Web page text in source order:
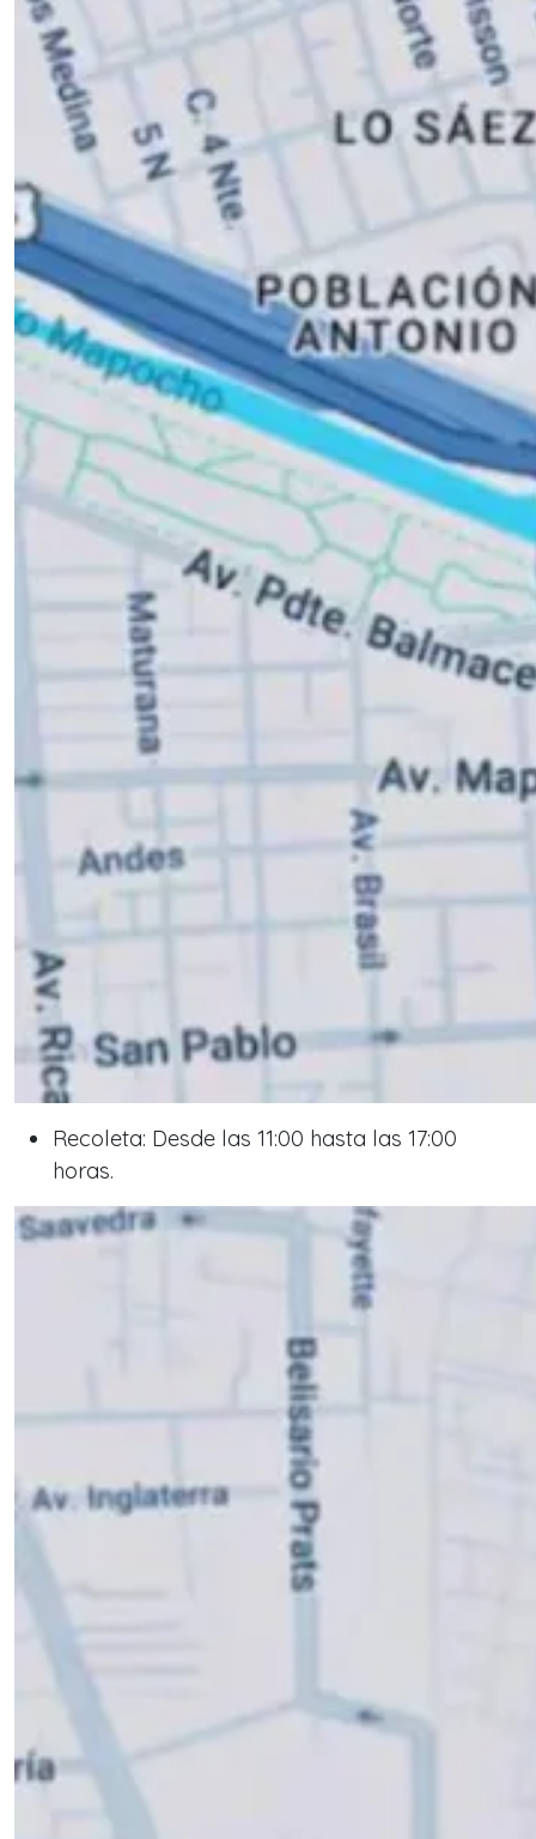
Recoleta: Desde las 11:00 hasta las 17:00
horas.